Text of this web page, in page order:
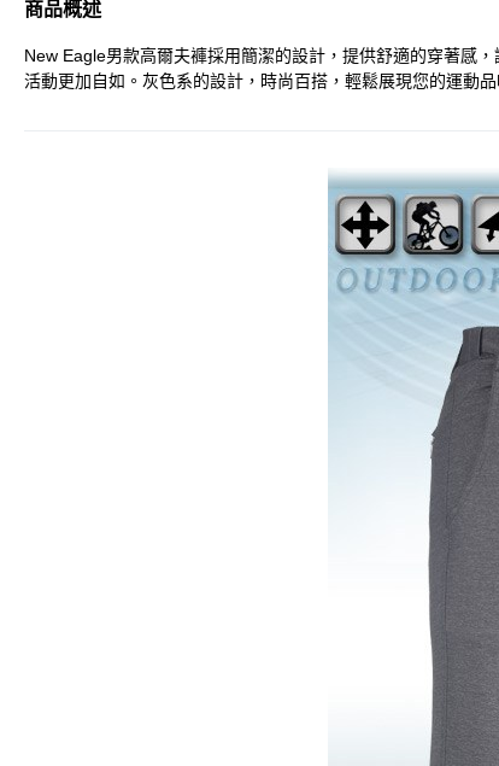
商品概述
New Eagle男款高爾夫褲採用簡潔的設計，提供舒適的穿著感
活動更加自如。灰色系的設計，時尚百搭，輕鬆展現您的運動